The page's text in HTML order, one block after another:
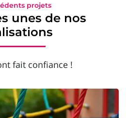
projets
unes de nos
fait confiance !